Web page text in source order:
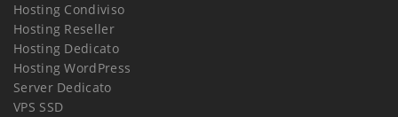
Hosting Condiviso
Hosting Reseller
Hosting Dedicato
Hosting WordPress
Server Dedicato
VPS SSD